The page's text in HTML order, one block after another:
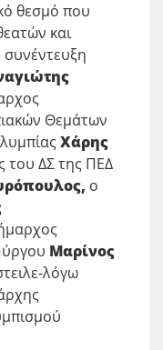
θεσμό που
και
Θεμάτων
Χάρης
του ΔΣ της ΠΕΔ
ο
Μαρίνος
λόγω